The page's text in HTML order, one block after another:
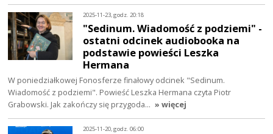
2025-11-23, godz. 20:18
"Sedinum. Wiadomość z podziemi" -
ostatni odcinek audiobooka na
podstawie powieści Leszka
Hermana
W poniedziałkowej Fonosferze finałowy odcinek "Sedinum.
Wiadomość z podziemi". Powieść Leszka Hermana czyta Piotr
Grabowski. Jak zakończy się przygoda… » więcej
2025-11-20, godz. 06:00